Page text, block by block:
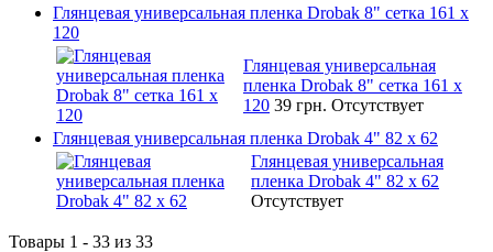
Глянцевая универсальная пленка Drobak 8" сетка 161 х
120
Глянцевая универсальная
пленка Drobak 8" сетка 161 х
120 39 грн. Отсутствует
Глянцевая универсальная пленка Drobak 4" 82 x 62
Глянцевая универсальная
пленка Drobak 4" 82 x 62
Отсутствует
Товары 1 - 33 из 33